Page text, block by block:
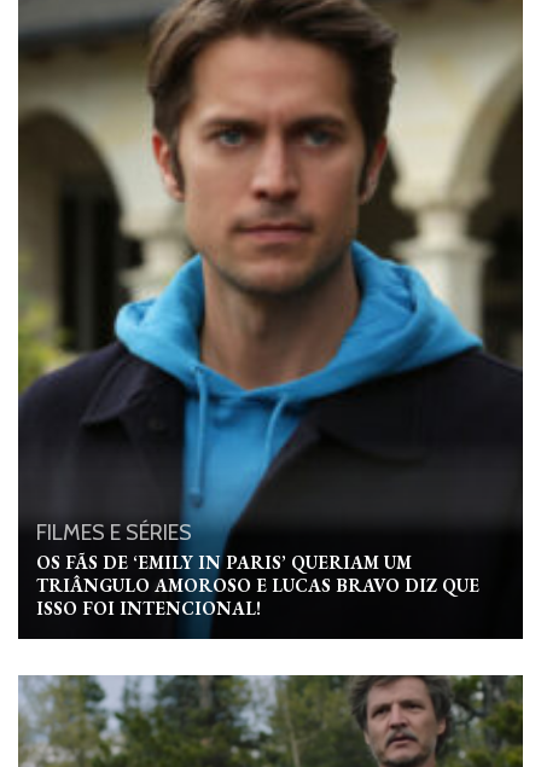
FILMES E SÉRIES
OS FÃS DE ‘EMILY IN PARIS’ QUERIAM UM
TRIÂNGULO AMOROSO E LUCAS BRAVO DIZ QUE
ISSO FOI INTENCIONAL!